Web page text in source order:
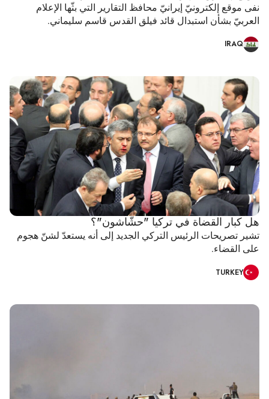
نفى موقع إلكترونيّ إيرانيّ محافظ التقارير التي بثّها الإعلام
العربيّ بشأن استبدال قائد فيلق القدس قاسم سليماني.
IRAQ
هل كبار القضاة في تركيا "حشّاشون"؟
تشير تصريحات الرئيس التركي الجديد إلى أنه يستعدّ لشنّ هجوم
على القضاء.
TURKEY